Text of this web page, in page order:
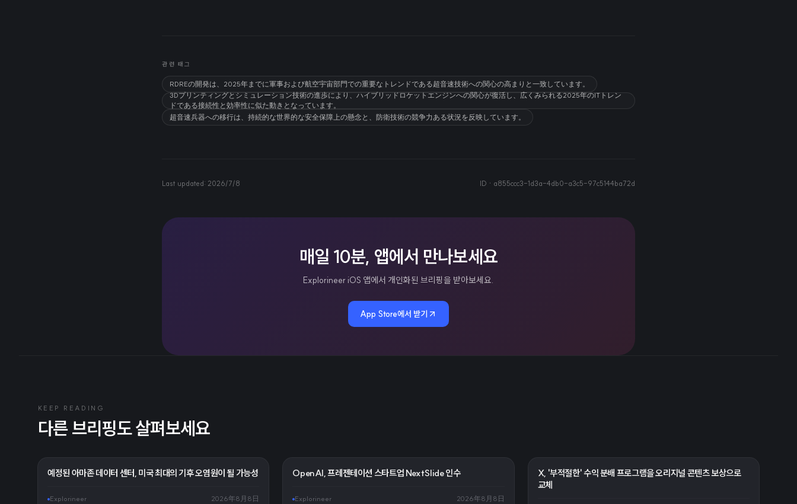
관련 태그
RDREの開発は、2025年までに軍事および航空宇宙部門での重要なトレンドである超音速技術への関心の高まりと一致しています。
3Dプリンティングとシミュレーション技術の進歩により、ハイブリッドロケットエンジンへの関心が復活し、広くみられる2025年のITトレン
ドである接続性と効率性に似た動きとなっています。
超音速兵器への移行は、持続的な世界的な安全保障上の懸念と、防衛技術の競争力ある状況を反映しています。
Last updated: 2026/7/8 ID · a855ccc3-1d3a-4db0-a3c5-97c5144ba72d
매일 10분, 앱에서 만나보세요
Explorineer iOS 앱에서 개인화된 브리핑을 받아보세요.
App Store에서 받기
KEEP READING
다른 브리핑도 살펴보세요
예정된 아마존 데이터 센터, 미국 최대의 기후 오염원이 될 가능성
Explorineer 2026年8月8日
OpenAI, 프레젠테이션 스타트업 NextSlide 인수
Explorineer 2026年8月8日
X, '부적절한' 수익 분배 프로그램을 오리지널 콘텐츠 보상으로
교체